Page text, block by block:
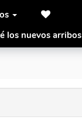
los nuevos arribos